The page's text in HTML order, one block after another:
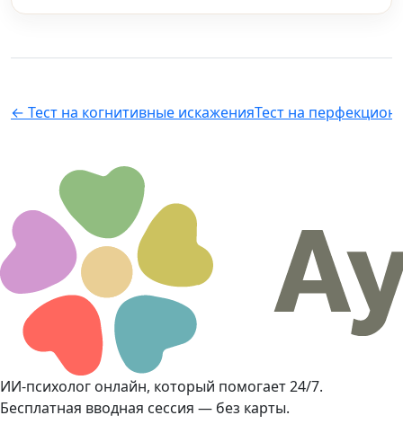
← Тест на когнитивные искаженияТест на
ИИ-психолог онлайн, который помогает 24/7.
Бесплатная вводная сессия — без карты.